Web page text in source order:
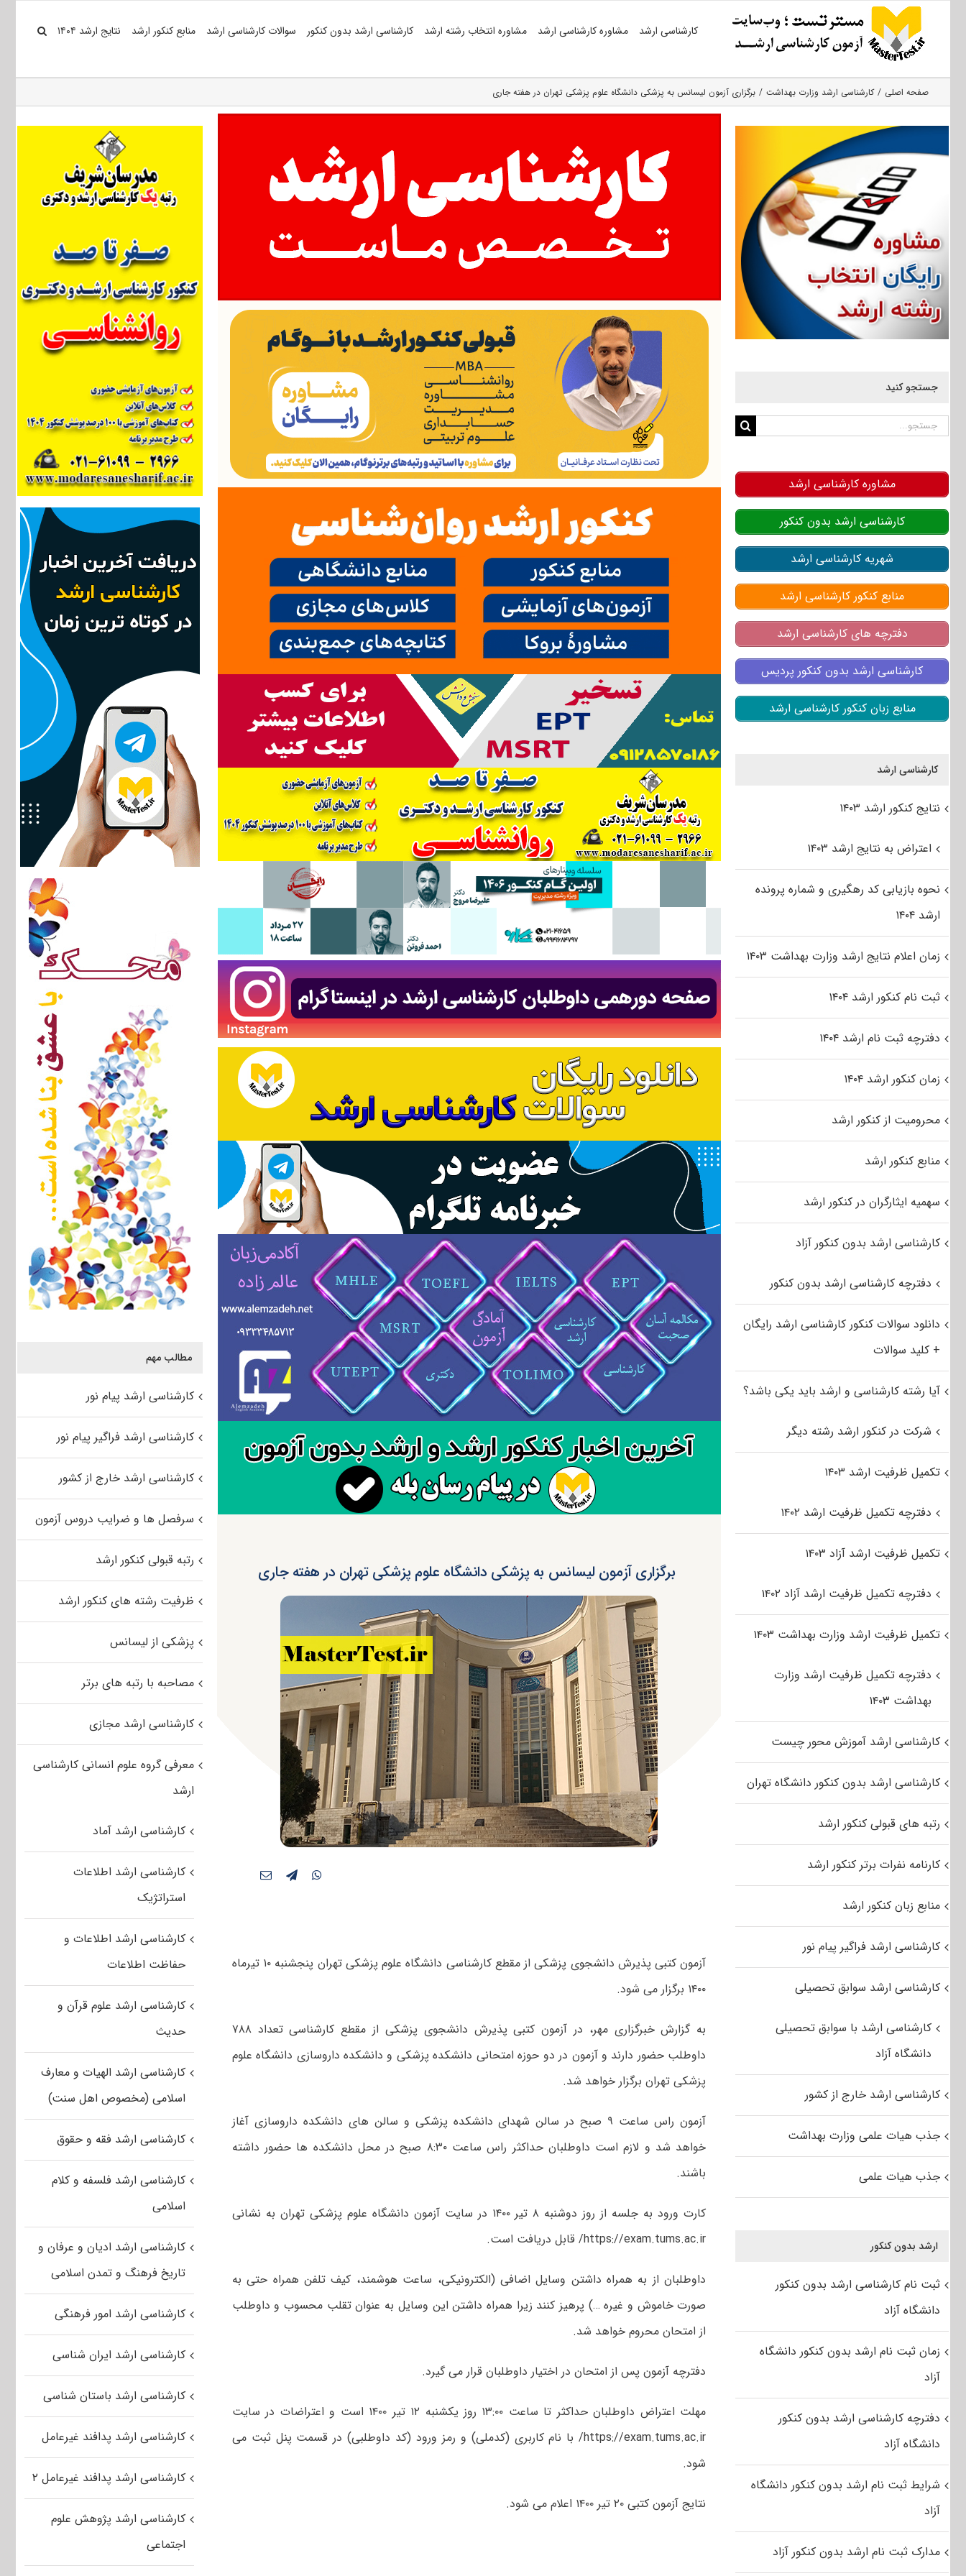
کارشناسی ارشد مشاوره کارشناسی ارشد مشاوره انتخاب رشته ارشد کارشناسی ارشد بدون کنکور سوالات کارشناسی ارشد منابع کنکور ارشد نتایج ارشد ۱۴۰۴
صفحه اصلی کارشناسی ارشد وزارت بهداشت برگزاری آزمون لیسانس به پزشکی دانشگاه علوم پزشکی تهران در هفته جاری
برگزاری آزمون لیسانس به پزشکی دانشگاه علوم پزشکی تهران در هفته جاری
آزمون کتبی پذیرش دانشجوی پزشکی از مقطع کارشناسی دانشگاه علوم پزشکی تهران پنجشنبه ۱۰ تیرماه
۱۴۰۰ برگزار می شود.
به گزارش خبرگزاری مهر، در آزمون کتبی پذیرش دانشجوی پزشکی از مقطع کارشناسی تعداد ۷۸۸
داوطلب حضور دارند و آزمون در دو حوزه امتحانی دانشکده پزشکی و دانشکده داروسازی دانشگاه علوم
پزشکی تهران برگزار خواهد شد.
آزمون راس ساعت ۹ صبح در سالن شهدای دانشکده پزشکی و سالن های دانشکده داروسازی آغاز
خواهد شد و لازم است داوطلبان حداکثر راس ساعت ۸:۳۰ صبح در محل دانشکده ها حضور داشته
باشند.
کارت ورود به جلسه از روز دوشنبه ۸ تیر ۱۴۰۰ در سایت آزمون دانشگاه علوم پزشکی تهران به نشانی
https://exam.tums.ac.ir/ قابل دریافت است.
داوطلبان از به همراه داشتن وسایل اضافی (الکترونیکی، ساعت هوشمند، کیف تلفن همراه حتی به
صورت خاموش و غیره …) پرهیز کنند زیرا همراه داشتن این وسایل به عنوان تقلب محسوب و داوطلب
از امتحان محروم خواهد شد.
دفترچه آزمون پس از امتحان در اختیار داوطلبان قرار می گیرد.
مهلت اعتراض داوطلبان حداکثر تا ساعت ۱۳:۰۰ روز یکشنبه ۱۲ تیر ۱۴۰۰ است و اعتراضات در سایت
https://exam.tums.ac.ir/ با نام کاربری (کدملی) و رمز ورود (کد داوطلبی) در قسمت پنل ثبت می
شود.
نتایج آزمون کتبی ۲۰ تیر ۱۴۰۰ اعلام می شود.
مطالب مهم
کارشناسی ارشد پیام نور
کارشناسی ارشد فراگیر پیام نور
کارشناسی ارشد خارج از کشور
سرفصل ها و ضرایب دروس آزمون
رتبه قبولی کنکور ارشد
ظرفیت رشته های کنکور ارشد
پزشکی از لیسانس
مصاحبه با رتبه های برتر
کارشناسی ارشد مجازی
معرفی گروه علوم انسانی کارشناسی
ارشد
کارشناسی ارشد آماد
کارشناسی ارشد اطلاعات
استراتژیک
کارشناسی ارشد اطلاعات و
حفاظت اطلاعات
کارشناسی ارشد علوم قرآن و
حدیث
کارشناسی ارشد الهیات و معارف
اسلامی (مخصوص اهل سنت)
کارشناسی ارشد فقه و حقوق
کارشناسی ارشد فلسفه و کلام
اسلامی
کارشناسی ارشد ادیان و عرفان و
تاریخ فرهنگ و تمدن اسلامی
کارشناسی ارشد امور فرهنگی
کارشناسی ارشد ایران شناسی
کارشناسی ارشد باستان شناسی
کارشناسی ارشد پدافند غیرعامل
کارشناسی ارشد پدافند غیرعامل ۲
کارشناسی ارشد پژوهش علوم
اجتماعی
جستجو کنید
جستجو
مشاوره کارشناسی ارشد
کارشناسی ارشد بدون کنکور
شهریه کارشناسی ارشد
منابع کنکور کارشناسی ارشد
دفترچه های کارشناسی ارشد
کارشناسی ارشد بدون کنکور پردیس
منابع زبان کنکور کارشناسی ارشد
کارشناسی ارشد
نتایج کنکور ارشد ۱۴۰۳
اعتراض به نتایج ارشد ۱۴۰۳
نحوه بازیابی کد رهگیری و شماره پرونده
ارشد ۱۴۰۴
زمان اعلام نتایج ارشد وزارت بهداشت ۱۴۰۳
ثبت نام کنکور ارشد ۱۴۰۴
دفترچه ثبت نام ارشد ۱۴۰۴
زمان کنکور ارشد ۱۴۰۴
محرومیت از کنکور ارشد
منابع کنکور ارشد
سهمیه ایثارگران در کنکور ارشد
کارشناسی ارشد بدون کنکور آزاد
دفترچه کارشناسی ارشد بدون کنکور
دانلود سوالات کنکور کارشناسی ارشد رایگان
+ کلید سوالات
آیا رشته کارشناسی و ارشد باید یکی باشد؟
شرکت در کنکور ارشد رشته دیگر
تکمیل ظرفیت ارشد ۱۴۰۳
دفترچه تکمیل ظرفیت ارشد ۱۴۰۲
تکمیل ظرفیت ارشد آزاد ۱۴۰۳
دفترچه تکمیل ظرفیت ارشد آزاد ۱۴۰۲
تکمیل ظرفیت ارشد وزارت بهداشت ۱۴۰۳
دفترچه تکمیل ظرفیت ارشد وزارت
بهداشت ۱۴۰۳
کارشناسی ارشد آموزش محور چیست
کارشناسی ارشد بدون کنکور دانشگاه تهران
رتبه های قبولی کنکور ارشد
کارنامه نفرات برتر کنکور ارشد
منابع زبان کنکور ارشد
کارشناسی ارشد فراگیر پیام نور
کارشناسی ارشد سوابق تحصیلی
کارشناسی ارشد با سوابق تحصیلی
دانشگاه آزاد
کارشناسی ارشد خارج از کشور
جذب هیات علمی وزارت بهداشت
جذب هیات علمی
ارشد بدون کنکور
ثبت نام کارشناسی ارشد بدون کنکور
دانشگاه آزاد
زمان ثبت نام ارشد بدون کنکور دانشگاه
آزاد
دفترچه کارشناسی ارشد بدون کنکور
دانشگاه آزاد
شرایط ثبت نام ارشد بدون کنکور دانشگاه
آزاد
مدارک ثبت نام ارشد بدون کنکور آزاد